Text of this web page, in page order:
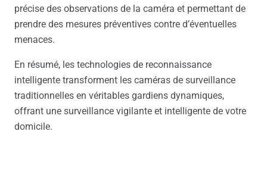
précise des observations de la caméra et permettant de
prendre des mesures préventives contre d’éventuelles
menaces.
En résumé, les technologies de reconnaissance
intelligente transforment les caméras de surveillance
traditionnelles en véritables gardiens dynamiques,
offrant une surveillance vigilante et intelligente de votre
domicile.